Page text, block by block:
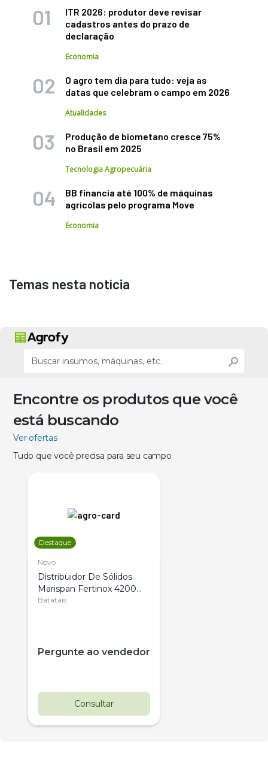
ITR 2026: produtor deve revisar
cadastros antes do prazo de
declaração
Economia
O agro tem dia para tudo: veja as
datas que celebram o campo em 2026
Atualidades
Produção de biometano cresce 75%
no Brasil em 2025
Tecnologia Agropecuária
BB financia até 100% de máquinas
agrícolas pelo programa Move
Economia
Temas nesta notícia
Encontre os produtos que você
está buscando
Ver ofertas
Tudo que você precisa para seu campo
Destaque
Novo
Distribuidor De Sólidos
Marispan Fertinox 4200
Citrus
Batatais
Pergunte ao vendedor
Consultar